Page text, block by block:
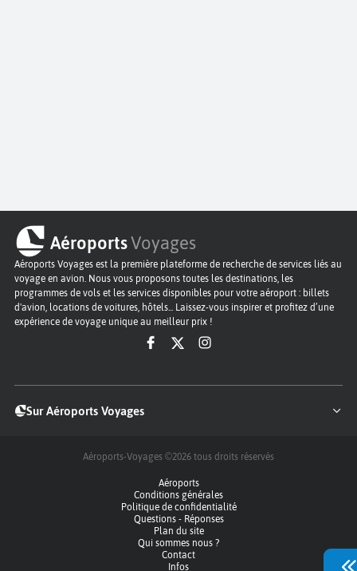
AéroportsVoyages
Aéroports Voyages est la première plateforme de recherche de services liés au
voyage en avion. Nous vous proposons toutes les destinations, les
programmes de vols et les services disponibles pour votre aéroport : billets
d'avion, locations de voitures, hôtels... Laissez-vous inspirer et profitez d’une
expérience de voyage unique au meilleur prix !
Sur Aéroports Voyages
Aéroports-Voyages ©2026 tous droits réservés
Aéroports
Conditions générales
Politique de confidentialité
Questions - Réponses
Plan du site
Qui sommes nous ?
Contact
Infos